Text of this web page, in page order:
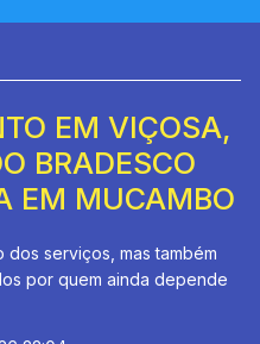
EM VIÇOSA,
BRADESCO
EM MUCAMBO
serviços, mas também
por quem ainda depende